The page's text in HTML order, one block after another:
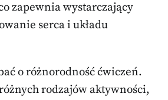
zapewnia wystarczający
serca i układu
o różnorodność ćwiczeń.
rodzajów aktywności,